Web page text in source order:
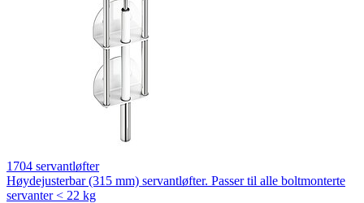
1704 servantløfter
Høydejusterbar (315 mm) servantløfter. Passer til alle boltmonterte
servanter < 22 kg